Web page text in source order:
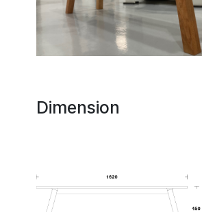
Dimension